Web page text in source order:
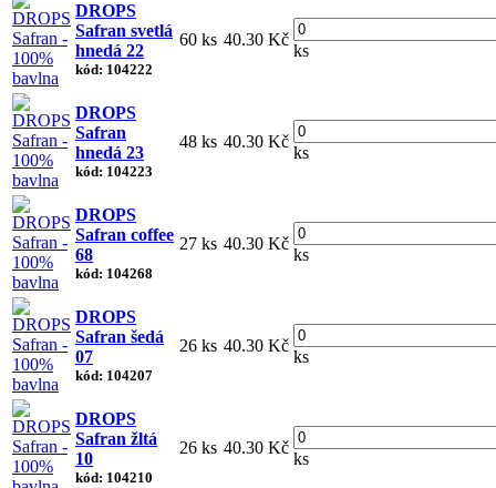
DROPS
Safran svetlá
hnedá 22
kód: 104222
60 ks 40.30 Kč
ks
DROPS
Safran
hnedá 23
kód: 104223
48 ks 40.30 Kč
ks
DROPS
Safran coffee
68
kód: 104268
27 ks 40.30 Kč
ks
DROPS
Safran šedá
07
kód: 104207
26 ks 40.30 Kč
ks
DROPS
Safran žltá
10
kód: 104210
26 ks 40.30 Kč
ks